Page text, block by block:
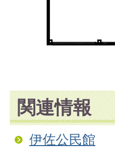
関連情報
伊佐公民館